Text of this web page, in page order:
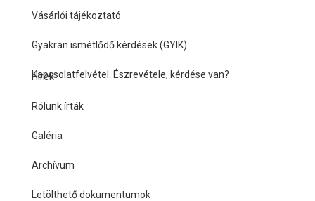
Vásárlói tájékoztató
Gyakran ismétlődő kérdések (GYIK)
Kapcsolatfelvétel. Észrevétele, kérdése van?
Hírek
Rólunk írták
Galéria
Archívum
Letölthető dokumentumok